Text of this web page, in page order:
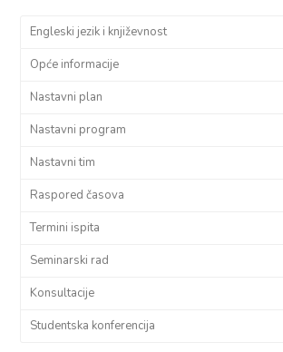
Engleski jezik i književnost
Opće informacije
Nastavni plan
Nastavni program
Nastavni tim
Raspored časova
Termini ispita
Seminarski rad
Konsultacije
Studentska konferencija